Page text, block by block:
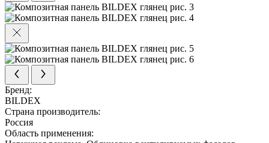
Бренд:
BILDEX
Страна производитель:
Россия
Область применения: